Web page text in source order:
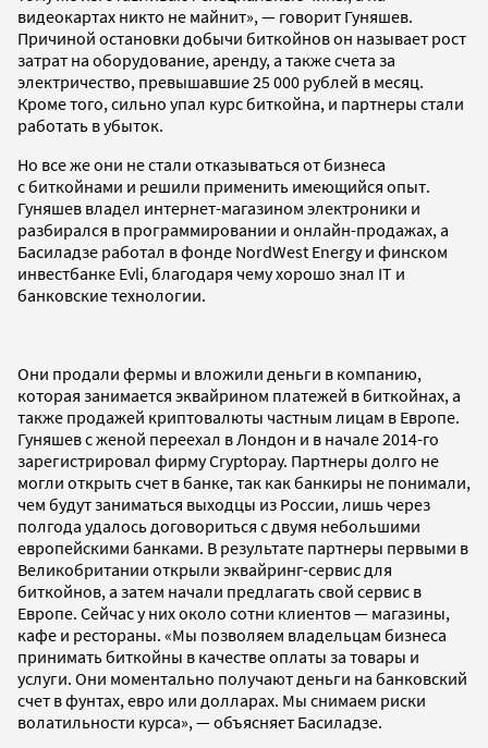
видеокартах никто не майнит», — говорит Гуняшев.
Причиной остановки добычи биткойнов он называет рост
затрат на оборудование, аренду, а также счета за
электричество, превышавшие 25 000 рублей в месяц.
Кроме того, сильно упал курс биткойна, и партнеры стали
работать в убыток.
Но все же они не стали отказываться от бизнеса
с биткойнами и решили применить имеющийся опыт.
Гуняшев владел интернет-магазином электроники и
разбирался в программировании и онлайн-продажах, а
Басиладзе работал в фонде NordWest Energy и финском
инвестбанке Evli, благодаря чему хорошо знал IT и
банковские технологии.
Они продали фермы и вложили деньги в компанию,
которая занимается эквайрином платежей в биткойнах, а
также продажей криптовалюты частным лицам в Европе.
Гуняшев с женой переехал в Лондон и в начале 2014-го
зарегистрировал фирму Cryptopay. Партнеры долго не
могли открыть счет в банке, так как банкиры не понимали,
чем будут заниматься выходцы из России, лишь через
полгода удалось договориться с двумя небольшими
европейскими банками. В результате партнеры первыми в
Великобритании открыли эквайринг-сервис для
биткойнов, а затем начали предлагать свой сервис в
Европе. Сейчас у них около сотни клиентов — магазины,
кафе и рестораны. «Мы позволяем владельцам бизнеса
принимать биткойны в качестве оплаты за товары и
услуги. Они моментально получают деньги на банковский
счет в фунтах, евро или долларах. Мы снимаем риски
волатильности курса», — объясняет Басиладзе.